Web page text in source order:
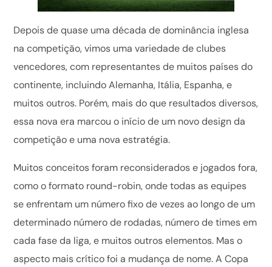
Depois de quase uma década de dominância inglesa
na competição, vimos uma variedade de clubes
vencedores, com representantes de muitos países do
continente, incluindo Alemanha, Itália, Espanha, e
muitos outros. Porém, mais do que resultados diversos,
essa nova era marcou o início de um novo design da
competição e uma nova estratégia.
Muitos conceitos foram reconsiderados e jogados fora,
como o formato round-robin, onde todas as equipes
se enfrentam um número fixo de vezes ao longo de um
determinado número de rodadas, número de times em
cada fase da liga, e muitos outros elementos. Mas o
aspecto mais crítico foi a mudança de nome. A Copa